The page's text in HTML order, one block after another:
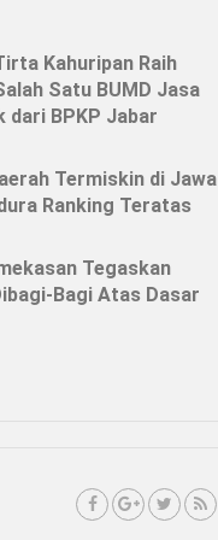
Kahuripan Raih
Satu BUMD Jasa
dari BPKP Jabar
Termiskin di Jawa
Ranking Teratas
Tegaskan
Bagi Atas Dasar